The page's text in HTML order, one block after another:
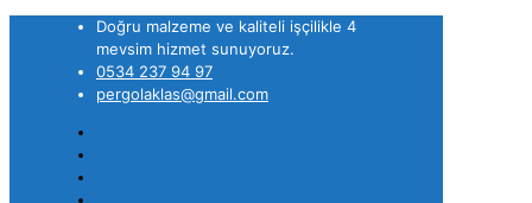
Doğru malzeme ve kaliteli işçilikle 4
mevsim hizmet sunuyoruz.
0534 237 94 97
pergolaklas@gmail.com